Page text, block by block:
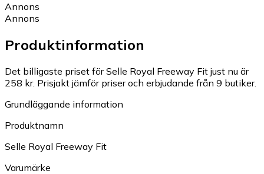
Annons
Annons
Produktinformation
Det billigaste priset för Selle Royal Freeway Fit just nu är
258 kr. Prisjakt jämför priser och erbjudande från 9 butiker.
Grundläggande information
Produktnamn
Selle Royal Freeway Fit
Varumärke